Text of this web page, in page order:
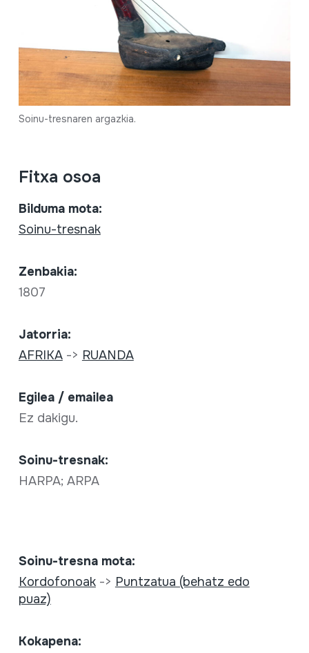
Soinu-tresnaren argazkia.
Fitxa osoa
Bilduma mota:
Soinu-tresnak
Zenbakia:
1807
Jatorria:
AFRIKA-> RUANDA
Egilea / emailea
Ez dakigu.
Soinu-tresnak:
HARPA; ARPA
Soinu-tresna mota:
Kordofonoak-> Puntzatua (behatz edo
puaz)
Kokapena: